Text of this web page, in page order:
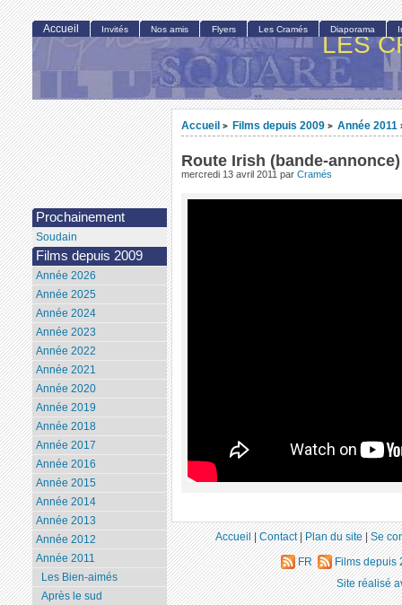
LES
Accueil > Films depuis 2009 > Année 2011
Route Irish (bande-annonce)
mercredi 13 avril 2011 par Cramés
Accueil Invités Nos amis Flyers Les Cramés Diaporama
Prochainement
Soudain
Films depuis 2009
Année 2026
Année 2025
Année 2024
Année 2023
Année 2022
Année 2021
Année 2020
Année 2019
Année 2018
Année 2017
Année 2016
Année 2015
Année 2014
Année 2013
Année 2012
Année 2011
Les Bien-aimés
Après le sud
Accueil|Contact|Plan du site|Se
FR
Films depuis
Site réalisé